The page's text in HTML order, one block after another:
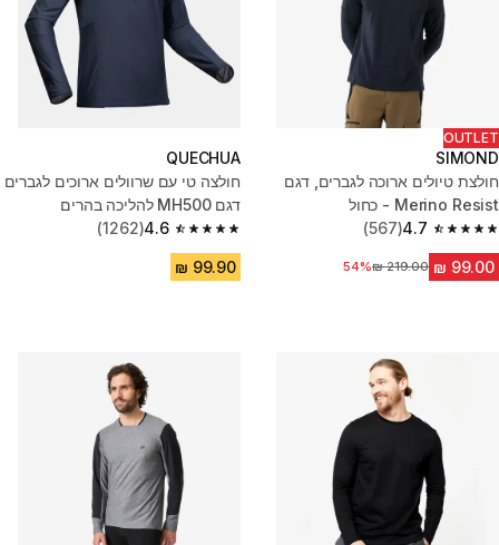
OUTLET
SIMOND
חולצת טיולים ארוכה לגברים, דגם
Merino Resist - כחול
4.7
4.7 out of 5 stars from 567 reviews
(567)
מחיר לפני הנחה‏219.00 ₪
54%
QUECHUA
חולצה טי עם שרוולים ארוכים לגברים
דגם MH500 להליכה בהרים
4.6
4.6 out of 5 stars from 1262 reviews
(1262)